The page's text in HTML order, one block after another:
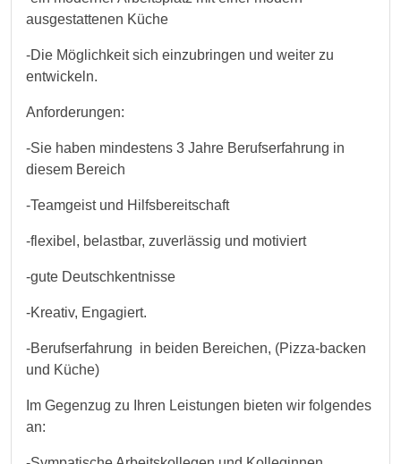
ausgestattenen Küche
-Die Möglichkeit sich einzubringen und weiter zu
entwickeln.
Anforderungen:
-Sie haben mindestens 3 Jahre Berufserfahrung in
diesem Bereich
-Teamgeist und Hilfsbereitschaft
-flexibel, belastbar, zuverlässig und motiviert
-gute Deutschkentnisse
-Kreativ, Engagiert.
-Berufserfahrung in beiden Bereichen, (Pizza-backen
und Küche)
Im Gegenzug zu Ihren Leistungen bieten wir folgendes
an: